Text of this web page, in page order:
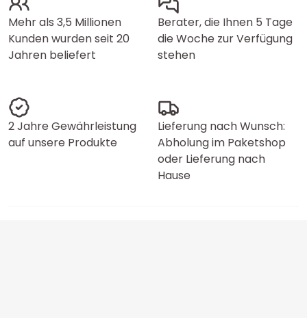
Mehr als 3,5 Millionen
Kunden wurden seit 20
Jahren beliefert
Berater, die Ihnen 5 Tage
die Woche zur Verfügung
stehen
2 Jahre Gewährleistung
auf unsere Produkte
Lieferung nach Wunsch:
Abholung im Paketshop
oder Lieferung nach
Hause